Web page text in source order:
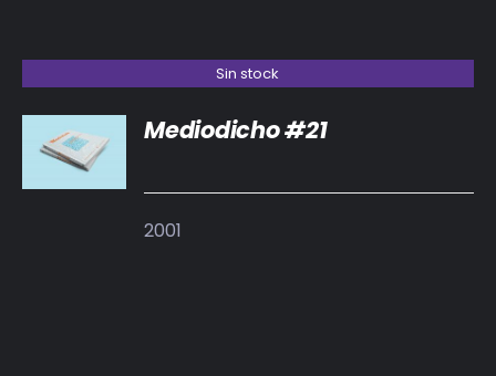
Sin stock
DETALLES
Mediodicho #21
2001